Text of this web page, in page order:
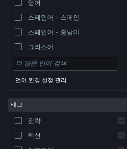
© Valve Corporation. 모든 권리 보유. 모든 상표는 미국
및 기타 국가에서 각각 해당 소유자의 재산입니다.
환불| 쿠키
영어
스페인어 - 스페인
스페인어 - 중남미
그리스어
언어 환경 설정 관리
태그
전략
액션